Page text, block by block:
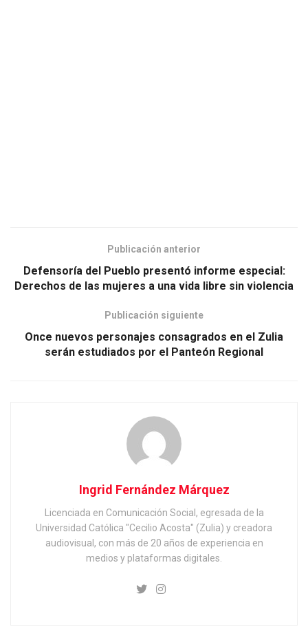
Publicación anterior
Defensoría del Pueblo presentó informe especial:
Derechos de las mujeres a una vida libre sin violencia
Publicación siguiente
Once nuevos personajes consagrados en el Zulia
serán estudiados por el Panteón Regional
Ingrid Fernández Márquez
Licenciada en Comunicación Social, egresada de la
Universidad Católica "Cecilio Acosta" (Zulia) y creadora
audiovisual, con más de 20 años de experiencia en
medios y plataformas digitales.